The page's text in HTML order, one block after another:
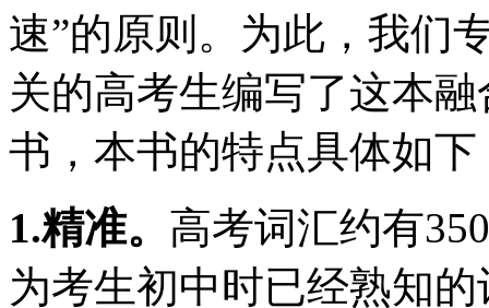
速”的原则。为此，我们
关的高考生编写了这本
书，本书的特点具体如下
1.精准。 高考词汇约有
为考生初中时已经熟知